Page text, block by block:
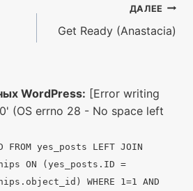
ДАЛЕЕ
Get Ready (Anastacia)
WordPress: [Error writing
(OS errno 28 - No space left
FROM yes_posts LEFT JOIN
ON (yes_posts.ID =
WHERE 1=1 AND